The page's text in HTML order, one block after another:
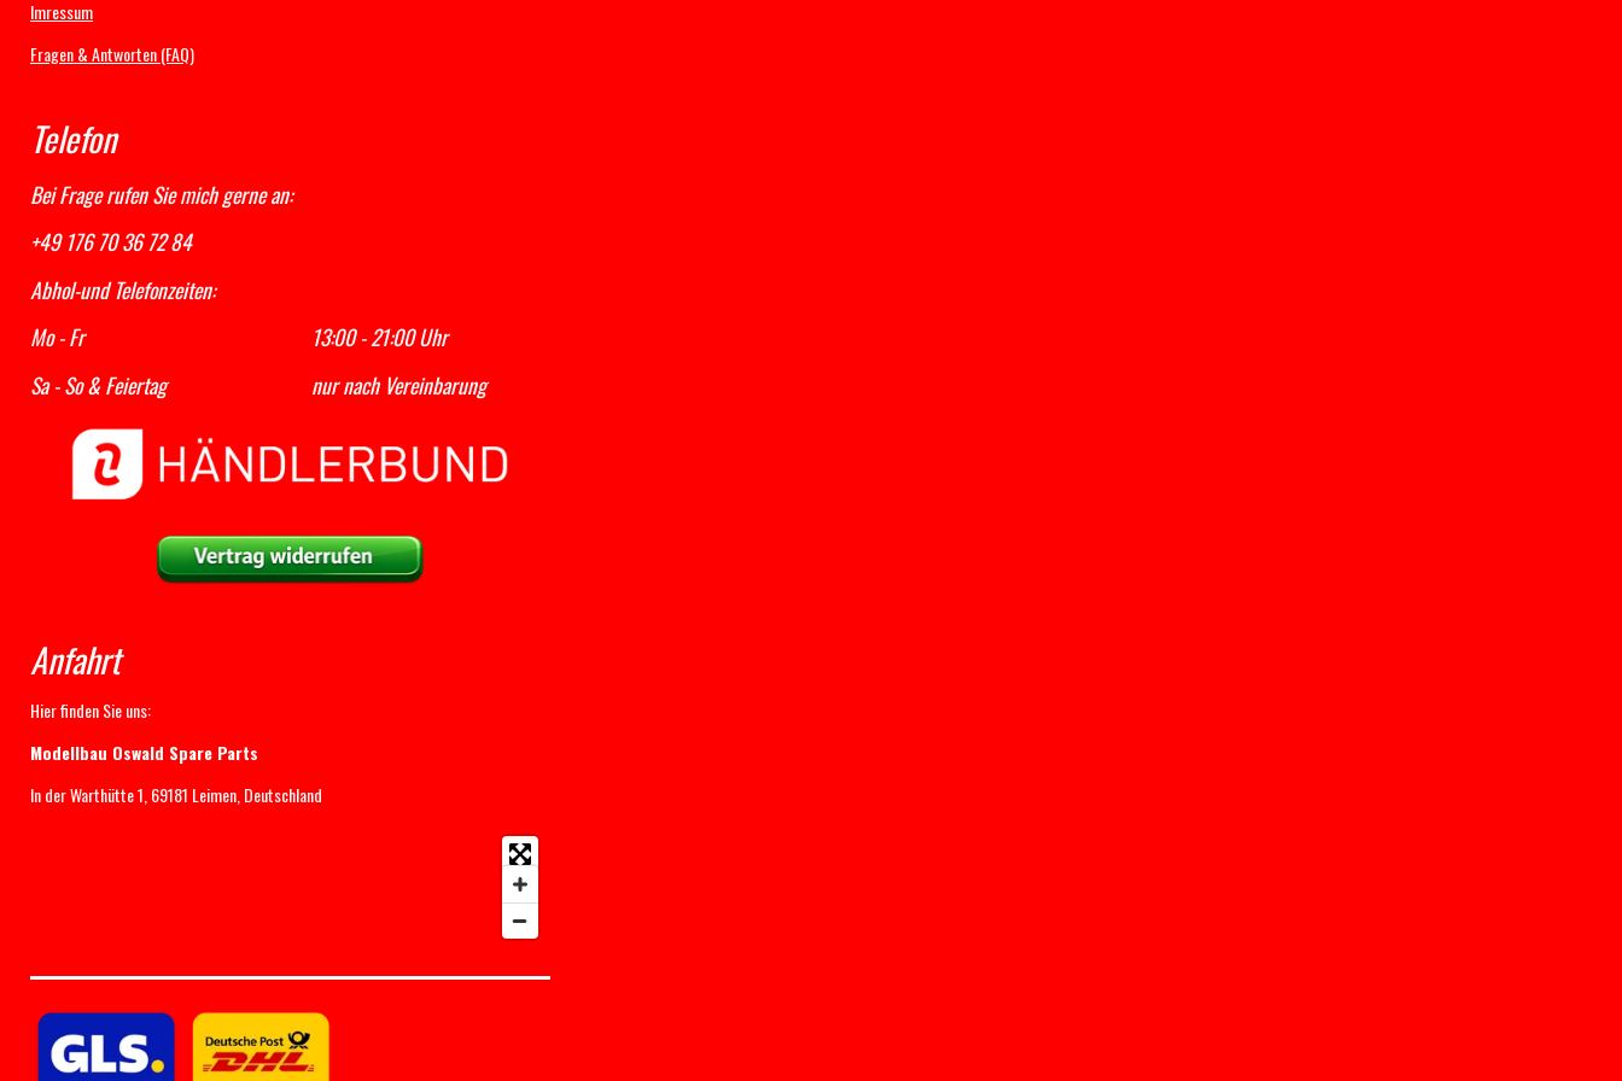
Imressum
Fragen & Antworten (FAQ)
Telefon
Bei Frage rufen Sie mich gerne an:
+49 176 70 36 72 84
Abhol-und Telefonzeiten:
Mo - Fr 13:00 - 21:00 Uhr
Sa - So & Feiertag nur nach Vereinbarung
Anfahrt
Hier finden Sie uns:
Modellbau Oswald Spare Parts
In der Warthütte 1, 69181 Leimen, Deutschland